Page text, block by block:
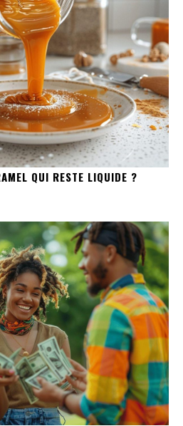
QUI RESTE LIQUIDE ?